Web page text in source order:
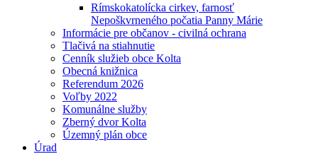
Rímskokatolícka cirkev, farnosť
Nepoškvrneného počatia Panny Márie
Informácie pre občanov - civilná ochrana
Tlačivá na stiahnutie
Cenník služieb obce Kolta
Obecná knižnica
Referendum 2026
Voľby 2022
Komunálne služby
Zberný dvor Kolta
Územný plán obce
Úrad